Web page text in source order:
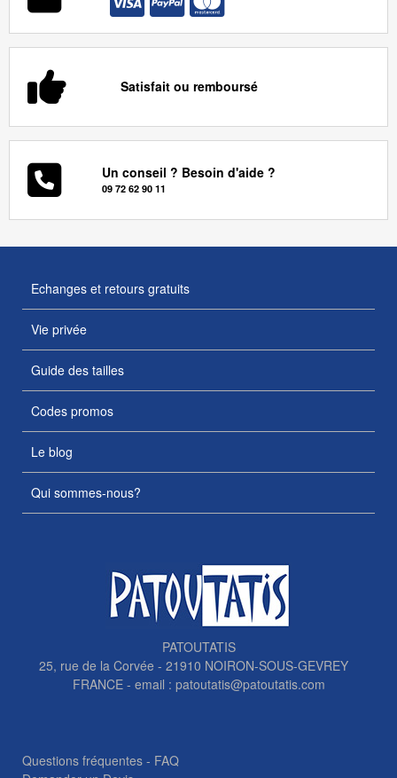
Satisfait ou remboursé
Un conseil ? Besoin d'aide ?
09 72 62 90 11
Echanges et retours gratuits
Vie privée
Guide des tailles
Codes promos
Le blog
Qui sommes-nous?
PATOUTATIS
25, rue de la Corvée - 21910 NOIRON-SOUS-GEVREY
FRANCE - email : patoutatis@patoutatis.com
Questions fréquentes - FAQ